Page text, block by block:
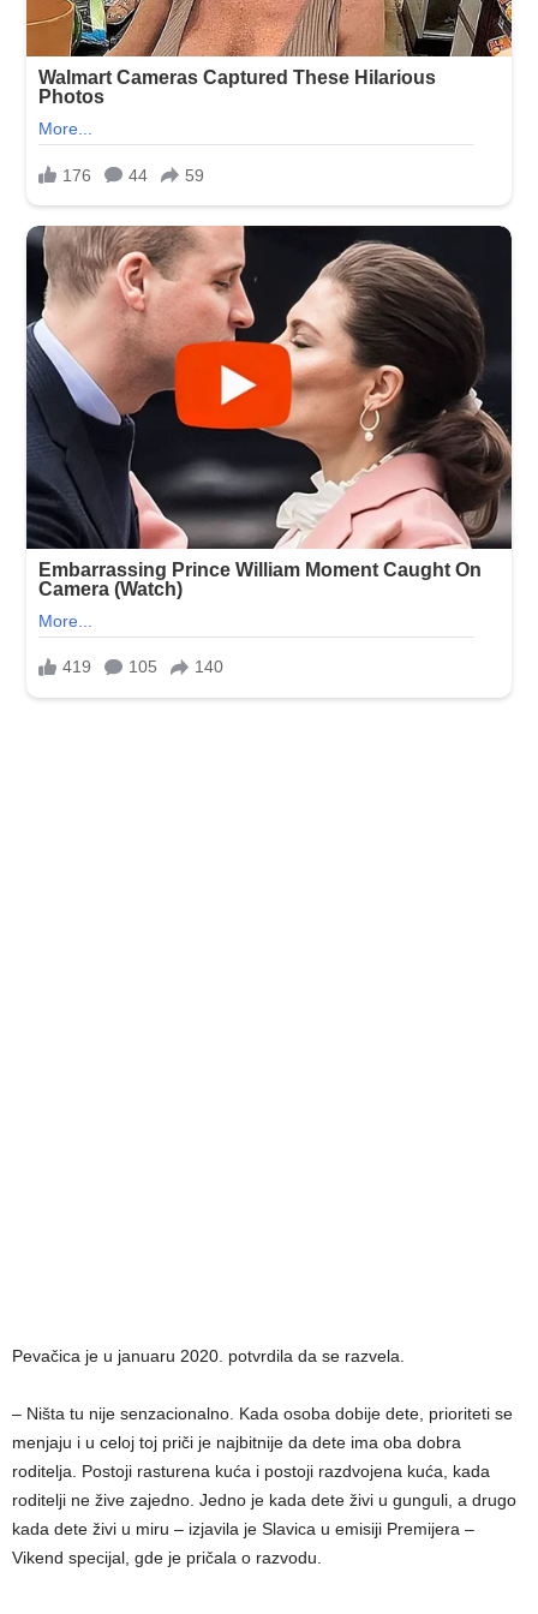
Pevačica je u januaru 2020. potvrdila da se razvela.
– Ništa tu nije senzacionalno. Kada osoba dobije dete, prioriteti se
menjaju i u celoj toj priči je najbitnije da dete ima oba dobra
roditelja. Postoji rasturena kuća i postoji razdvojena kuća, kada
roditelji ne žive zajedno. Jedno je kada dete živi u gunguli, a drugo
kada dete živi u miru – izjavila je Slavica u emisiji Premijera –
Vikend specijal, gde je pričala o razvodu.